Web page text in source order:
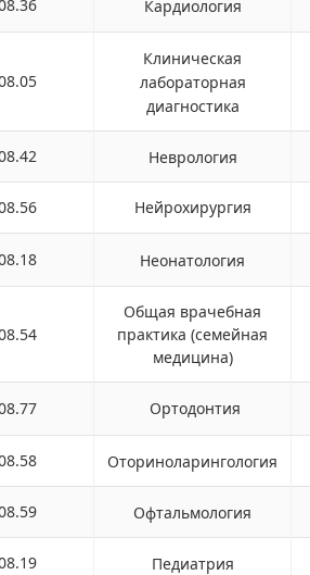
Кардиология
Клиническая
лабораторная
диагностика
Неврология
Нейрохирургия
Неонатология
Общая врачебная
практика (семейная
медицина)
Ортодонтия
Оториноларингология
Офтальмология
Педиатрия